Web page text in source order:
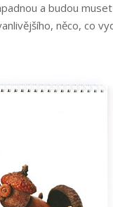
a budou
něco, co